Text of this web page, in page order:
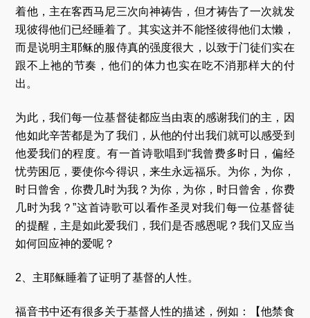
着他，主在客西马尼三次向神祷告，但才祷告了一次就发
现彼得他们已经睡着了。其实这并不能怪彼得他们太懒，
而是说明主耶稣的服侍真的强度很大，以致于门徒们实在
跟不上祂的节奏，他们的体力也实在吃不消那样大的付
出。
为此，我们每一位基督徒都应当由衷的感谢我们的主，因
他如此辛苦都是为了我们，从他的付出我们就可以感受到
他爱我们的程度。有一首诗歌唱到“我曾费多时日，偏经
忧劳困厄，要使你今得识，来生永远福乐。为你，为你，
时日曾舍，你费几时为我？为你，为你，时日曾舍，你费
几时为我？”这首诗歌可以看作圣灵对我们每一位基督徒
的提醒，主是如此爱我们，我们是否感恩呢？我们又应当
如何回应神的爱呢？
2、主耶稣睡着了证明了基督的人性。
福音书中还有很多关于基督人性的描述，例如：【他禁食